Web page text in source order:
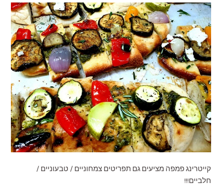
קייטרינג פמפה מציעים גם תפריטים צמחוניים / טבעוניים /
חלביים!!!